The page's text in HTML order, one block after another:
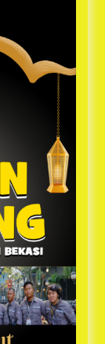
Terima 20
TNI
Pusat